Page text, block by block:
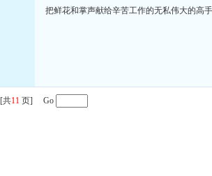
把鲜花和掌声献给辛苦工作的无私伟大的高
[共11 页] Go